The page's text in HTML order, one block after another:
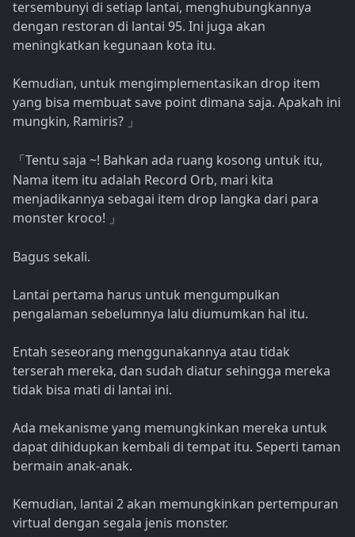
tersembunyi di setiap lantai, menghubungkannya
dengan restoran di lantai 95. Ini juga akan
meningkatkan kegunaan kota itu.
Kemudian, untuk mengimplementasikan drop item
yang bisa membuat save point dimana saja. Apakah ini
mungkin, Ramiris? 」
「 Tentu saja ~! Bahkan ada ruang kosong untuk itu,
Nama item itu adalah Record Orb, mari kita
menjadikannya sebagai item drop langka dari para
monster kroco!
」
Bagus sekali.
Lantai pertama harus untuk mengumpulkan
pengalaman sebelumnya lalu diumumkan hal itu.
Entah seseorang menggunakannya atau tidak
terserah mereka, dan sudah diatur sehingga mereka
tidak bisa mati di lantai ini.
Ada mekanisme yang memungkinkan mereka untuk
dapat dihidupkan kembali di tempat itu. Seperti taman
bermain anak-anak.
Kemudian, lantai 2 akan memungkinkan pertempuran
virtual dengan segala jenis monster.